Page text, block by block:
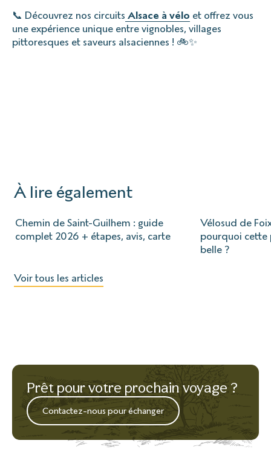
📞 Découvrez nos circuits Alsace à vélo et offrez vous
une expérience unique entre vignobles, villages
pittoresques et saveurs alsaciennes ! 🚲✨
À lire également
Chemin de Saint-Guilhem : guide
complet 2026 + étapes, avis, carte
Vélosud de
pourquoi cette
belle ?
Voir tous les articles
Prêt pour votre prochain voyage ?
Contactez-nous pour échanger